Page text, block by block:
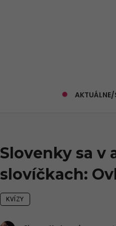
Slovenky sa
slovíčkach:
KVÍZY